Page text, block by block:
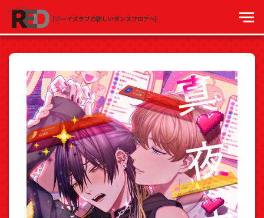
[ボーイズラブの新しいダンスフロアへ]